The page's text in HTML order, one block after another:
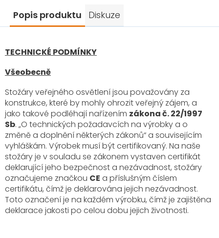
Popis produktu Diskuze
TECHNICKÉ PODMÍNKY
Všeobecně
Stožáry veřejného osvětlení jsou považovány za
konstrukce, které by mohly ohrozit veřejný zájem, a
jako takové podléhají nařízením zákona č. 22/1997
Sb. „O technických požadavcích na výrobky a o
změně a doplnění některých zákonů“ a souvisejícím
vyhláškám. Výrobek musí být certifikovaný. Na naše
stožáry je v souladu se zákonem vystaven certifikát
deklarující jeho bezpečnost a nezávadnost, stožáry
označujeme značkou CE a příslušným číslem
certifikátu, čímž je deklarována jejich nezávadnost.
Toto označení je na každém výrobku, čímž je zajištěna
deklarace jakosti po celou dobu jejich životnosti.